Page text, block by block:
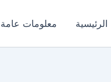
الرئيسية معلومات عامة